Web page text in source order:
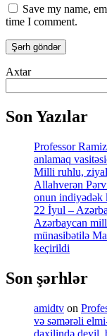
Save my name,
time I comment.
Axtar
Son Yazılar
Professor
anlamaq
Milli ruhlu,
Allahverən
onun indiyədək
22 İyul –
Azərbaycan
münasibətilə
keçirildi
Son şərhlər
amidtv on
və səmərəli
daxilində deyil,